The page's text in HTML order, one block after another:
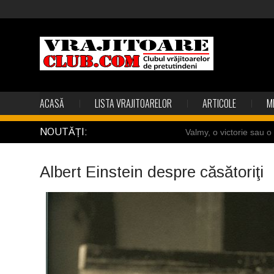
ACASĂ LISTA VRAJITOARELOR ARTICOLE
NOUTĂȚI: Valmy, o victorie sau
Gest din disperare în
Albert Einstein despre căsătoriţi